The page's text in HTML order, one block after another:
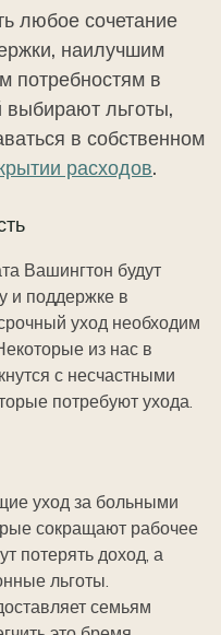
любое сочетание
наилучшим
потребностям в
льготы,
в собственном
расходов.
Вашингтон будут
и поддержке в
уход необходим
из нас в
с несчастными
потребуют ухода.
уход за больными
сокращают рабочее
потерять доход, а
льготы.
семьям